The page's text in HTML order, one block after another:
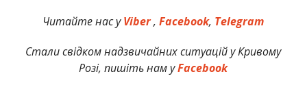
Читайте нас уViber,Facebook, Telegram
Стали свідком надзвичайних ситуацій у Кривому
Розі, пишіть нам уFacebook